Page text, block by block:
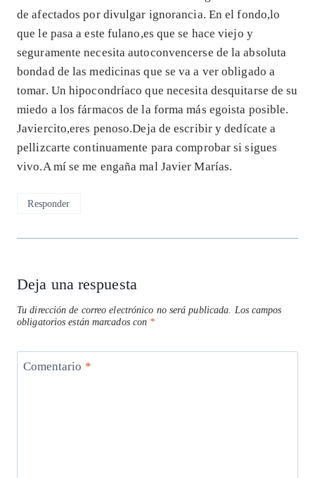
de afectados por divulgar ignorancia. En el fondo,lo
que le pasa a este fulano,es que se hace viejo y
seguramente necesita autoconvencerse de la absoluta
bondad de las medicinas que se va a ver obligado a
tomar. Un hipocondríaco que necesita desquitarse de su
miedo a los fármacos de la forma más egoista posible.
Javiercito,eres penoso.Deja de escribir y dedícate a
pellizcarte continuamente para comprobar si sigues
vivo.A mí se me engaña mal Javier Marías.
Responder
Deja una respuesta
Tu dirección de correo electrónico no será publicada. Los campos
obligatorios están marcados con *
Comentario *